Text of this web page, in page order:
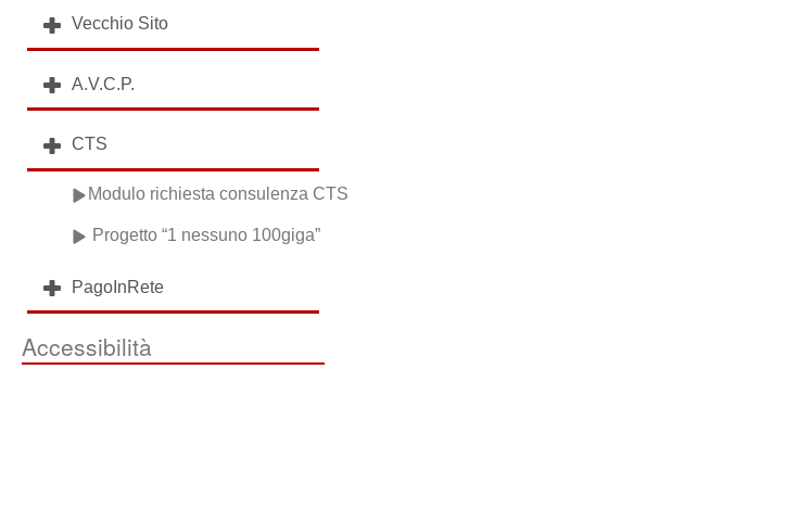
Vecchio Sito
A.V.C.P.
CTS
Modulo richiesta consulenza CTS
Progetto “1 nessuno 100giga”
PagoInRete
Accessibilità